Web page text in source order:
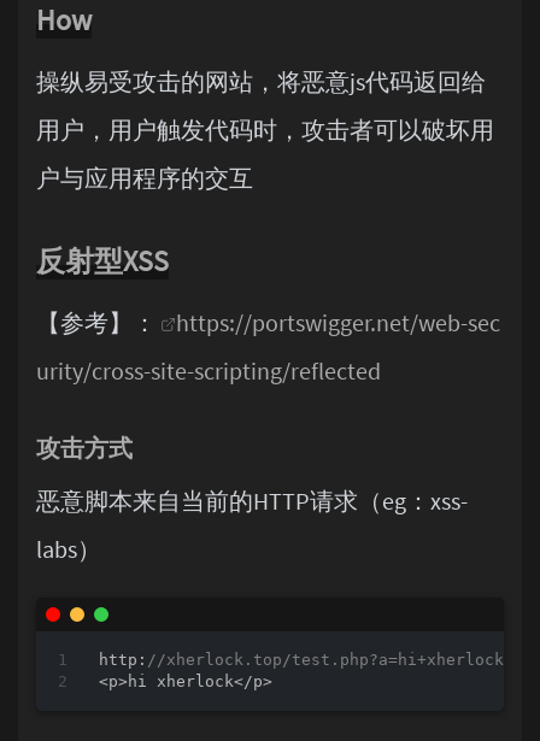
How
操纵易受攻击的网站，将恶意js代码返回给
用户，用户触发代码时，攻击者可以破坏用
户与应用程序的交互
反射型XSS
【参考】：
https://portswigger.net/web-sec
urity/cross-site-scripting/reflected
攻击方式
恶意脚本来自当前的HTTP请求（eg：xss-
labs）
http: //xherlock.top/test.php?a=hi+xherlock
<p> hi xherlock</p>